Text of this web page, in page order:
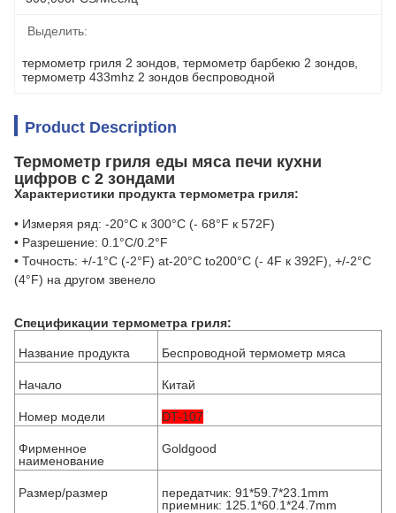
Выделить:
термометр гриля 2 зондов термометр барбекю 2 зондов
термометр 433mhz 2 зондов беспроводной
Product Description
Термометр гриля еды мяса печи кухни
цифров с 2 зондами
Характеристики продукта термометра гриля:
• Измеряя ряд: -20°C к 300°C (- 68°F к 572F)
• Разрешение: 0.1°C/0.2°F
• Точность: +/-1°C (-2°F) at-20°C to200°C (- 4F к 392F), +/-2°C
(4°F) на другом звенело
Спецификации термометра гриля:
Название продукта Беспроводной термометр мяса
Начало Китай
Номер модели DT-107
Фирменное
наименование
Goldgood
Размер/размер
передатчик: 91*59.7*23.1mm
приемник: 125.1*60.1*24.7mm